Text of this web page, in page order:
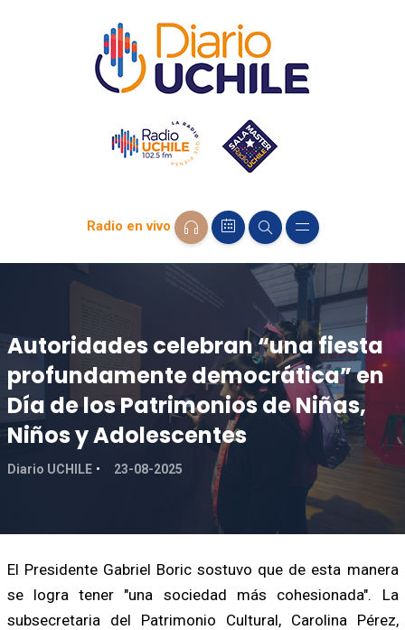
Radio en vivo
Autoridades celebran “una fiesta
profundamente democrática” en
Día de los Patrimonios de Niñas,
Niños y Adolescentes
Diario UCHILE 23-08-2025
El Presidente Gabriel Boric sostuvo que de esta manera
se logra tener "una sociedad más cohesionada". La
subsecretaria del Patrimonio Cultural, Carolina Pérez,